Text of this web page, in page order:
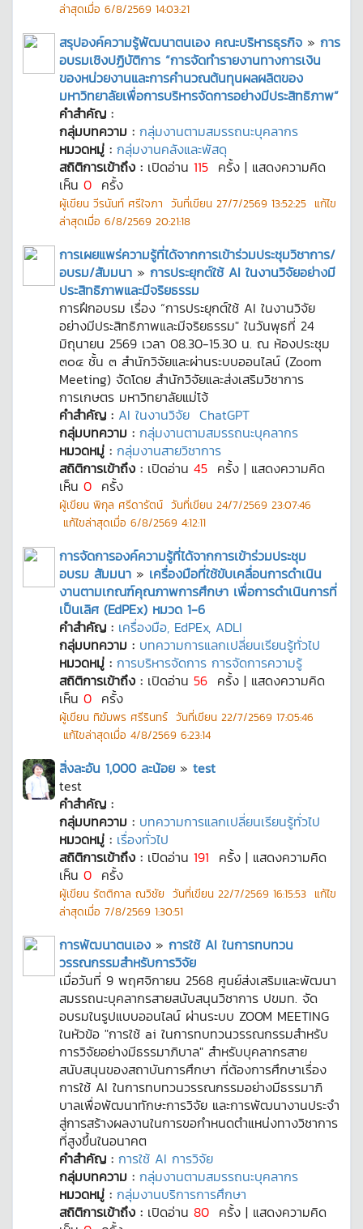
ล่าสุดเมื่อ 6/8/2569 14:03:21
สรุปองค์ความรู้พัฒนาตนเอง คณะบริหารธุรกิจ » การ
อบรมเชิงปฏิบัติการ “การจัดทำรายงานทางการเงิน
ของหน่วยงานและการคำนวณต้นทุนผลผลิตของ
มหาวิทยาลัยเพื่อการบริหารจัดการอย่างมีประสิทธิภาพ”
คำสำคัญ :
กลุ่มบทความ : กลุ่มงานตามสมรรถนะบุคลากร
หมวดหมู่ : กลุ่มงานคลังและพัสดุ
สถิติการเข้าถึง : เปิดอ่าน 115 ครั้ง | แสดงความคิด
เห็น 0 ครั้ง
ผู้เขียน วีรนันท์ ศรีใจภา วันที่เขียน 27/7/2569 13:52:25 แก้ไข
ล่าสุดเมื่อ 6/8/2569 20:21:18
การเผยแพร่ความรู้ที่ได้จากการเข้าร่วมประชุมวิชาการ/
อบรม/สัมมนา » การประยุกต์ใช้ AI ในงานวิจัยอย่างมี
ประสิทธิภาพและมีจริยธรรม
การฝึกอบรม เรื่อง “การประยุกต์ใช้ AI ในงานวิจัย
อย่างมีประสิทธิภาพและมีจริยธรรม" ในวันพุธที่ 24
มิถุนายน 2569 เวลา 08.30-15.30 น. ณ ห้องประชุม
๓๐๔ ชั้น ๓ สำนักวิจัยและผ่านระบบออนไลน์ (Zoom
Meeting) จัดโดย สำนักวิจัยและส่งเสริมวิชาการ
การเกษตร มหาวิทยาลัยแม่โจ้
คำสำคัญ : AI ในงานวิจัย ChatGPT
กลุ่มบทความ : กลุ่มงานตามสมรรถนะบุคลากร
หมวดหมู่ : กลุ่มงานสายวิชาการ
สถิติการเข้าถึง : เปิดอ่าน 45 ครั้ง | แสดงความคิด
เห็น 0 ครั้ง
ผู้เขียน พิกุล ศรีดารัตน์ วันที่เขียน 24/7/2569 23:07:46
แก้ไขล่าสุดเมื่อ 6/8/2569 4:12:11
การจัดการองค์ความรู้ที่ได้จากการเข้าร่วมประชุม
อบรม สัมมนา » เครื่องมือที่ใช้ขับเคลื่อนการดำเนิน
งานตามเกณฑ์คุณภาพการศึกษา เพื่อการดำเนินการที่
เป็นเลิศ (EdPEx) หมวด 1-6
คำสำคัญ : เครื่องมือ, EdPEx, ADLI
กลุ่มบทความ : บทความการแลกเปลี่ยนเรียนรู้ทั่วไป
หมวดหมู่ : การบริหารจัดการ การจัดการความรู้
สถิติการเข้าถึง : เปิดอ่าน 56 ครั้ง | แสดงความคิด
เห็น 0 ครั้ง
ผู้เขียน ทิฆัมพร ศรีรินทร์ วันที่เขียน 22/7/2569 17:05:46
แก้ไขล่าสุดเมื่อ 4/8/2569 6:23:14
สิ่งละอัน 1,000 ละน้อย » test
test
คำสำคัญ :
กลุ่มบทความ : บทความการแลกเปลี่ยนเรียนรู้ทั่วไป
หมวดหมู่ : เรื่องทั่วไป
สถิติการเข้าถึง : เปิดอ่าน 191 ครั้ง | แสดงความคิด
เห็น 0 ครั้ง
ผู้เขียน รัตติกาล ณวิชัย วันที่เขียน 22/7/2569 16:15:53 แก้ไข
ล่าสุดเมื่อ 7/8/2569 1:30:51
การพัฒนาตนเอง » การใช้ AI ในการทบทวน
วรรณกรรมสำหรับการวิจัย
เมื่อวันที่ 9 พฤศจิกายน 2568 ศูนย์ส่งเสริมและพัฒนา
สมรรถนะบุคลากรสายสนับสนุนวิชาการ ปขมท. จัด
อบรมในรูปแบบออนไลน์ ผ่านระบบ ZOOM MEETING
ในหัวข้อ "การใช้ ai ในการทบทวนวรรณกรรมสำหรับ
การวิจัยอย่างมีธรรมาภิบาล" สำหรับบุคลากรสาย
สนับสนุนของสถาบันการศึกษา ที่ต้องการศึกษาเรื่อง
การใช้ AI ในการทบทวนวรรณกรรมอย่างมีธรรมาภิ
บาลเพื่อพัฒนาทักษะการวิจัย และการพัฒนางานประจำ
สู่การสร้างผลงานในการขอกำหนดตำแหน่งทางวิชาการ
ที่สูงขึ้นในอนาคต
คำสำคัญ : การใช้ AI การวิจัย
กลุ่มบทความ : กลุ่มงานตามสมรรถนะบุคลากร
หมวดหมู่ : กลุ่มงานบริการการศึกษา
สถิติการเข้าถึง : เปิดอ่าน 80 ครั้ง | แสดงความคิด